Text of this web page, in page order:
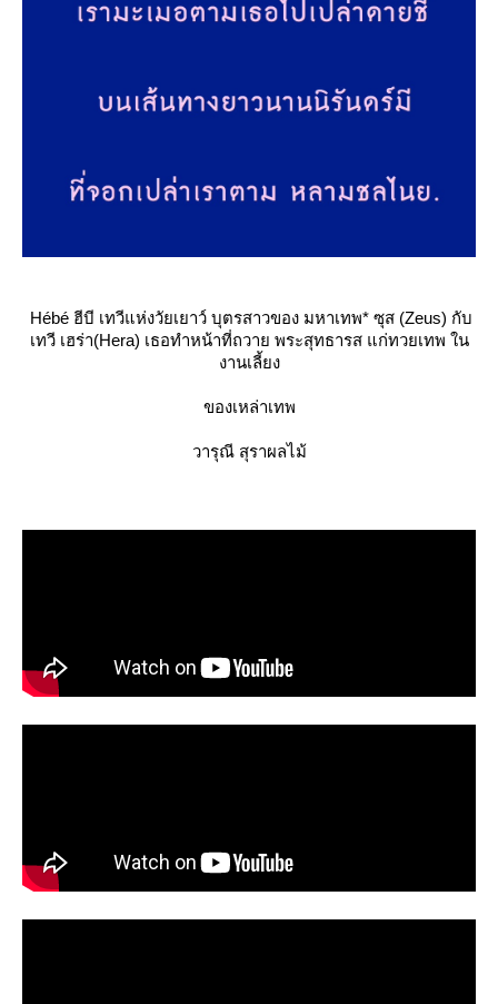
Hébé ฮีบี เทวีแห่งวัยเยาว์ บุตรสาวของ มหาเทพ* ซุส (Zeus) กับ
เทวี เฮร่า(Hera) เธอทำหน้าที่ถวาย พระสุทธารส แก่ทวยเทพ ใน
งานเลี้ยง
ของเหล่าเทพ
วารุณี สุราผลไม้